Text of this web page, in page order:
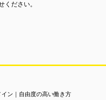
ださい。
ン｜自由度の高い働き方